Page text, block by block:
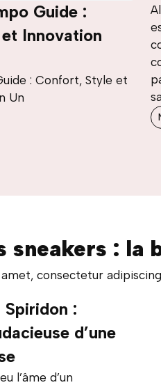
Guide :
Innovation
: Confort, Style et
Un
sneakers : la
consectetur
:
d’une
l’âme d’un